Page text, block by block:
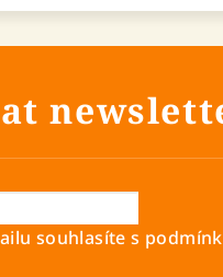
souhlasíte s